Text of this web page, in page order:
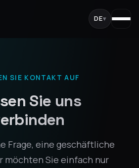
DE▾
SIE KONTAKT AUF
Sie uns
Frage, eine geschäftliche
möchten Sie einfach nur